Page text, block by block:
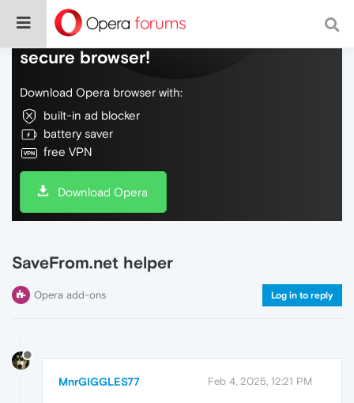
Do more on the web, with a fast and
secure browser!
Download Opera browser with:
built-in ad blocker
battery saver
free VPN
Download Opera
SaveFrom.net helper
Opera add-ons Log in to reply
MnrGIGGLES77 Feb 4, 2025, 12:21 PM